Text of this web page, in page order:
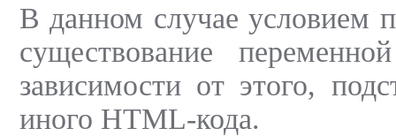
В данном случае условием
существование
зависимости от этого,
иного HTML-кода.